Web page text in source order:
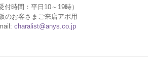
付時間：平日10～19時）
のお客さまご来店アポ用
charalist@anys.co.jp